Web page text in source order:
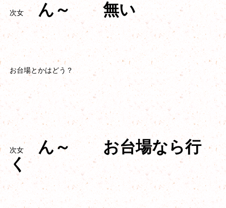
次女 ん～ 無い
お台場とかはどう？
次女ん～ お台場なら行
く